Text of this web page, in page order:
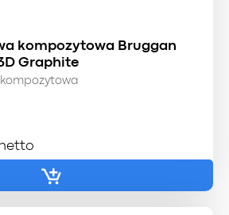
kompozytowa Bruggan
Graphite